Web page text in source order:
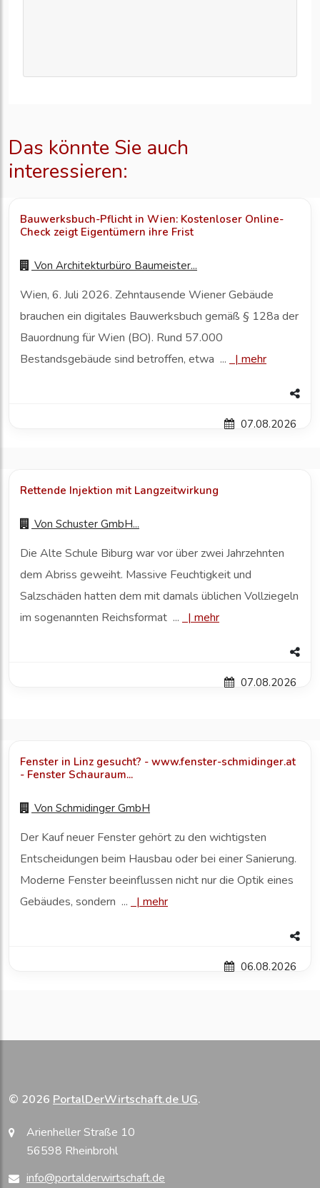
Das könnte Sie auch
interessieren:
Bauwerksbuch-Pflicht in Wien: Kostenloser Online-
Check zeigt Eigentümern ihre Frist
Von Architekturbüro Baumeister...
Wien, 6. Juli 2026. Zehntausende Wiener Gebäude
brauchen ein digitales Bauwerksbuch gemäß § 128a der
Bauordnung für Wien (BO). Rund 57.000
Bestandsgebäude sind betroffen, etwa ...
| mehr
07.08.2026
Rettende Injektion mit Langzeitwirkung
Von Schuster GmbH...
Die Alte Schule Biburg war vor über zwei Jahrzehnten
dem Abriss geweiht. Massive Feuchtigkeit und
Salzschäden hatten dem mit damals üblichen Vollziegeln
im sogenannten Reichsformat ...
| mehr
07.08.2026
Fenster in Linz gesucht? - www.fenster-schmidinger.at
- Fenster Schauraum...
Von Schmidinger GmbH
Der Kauf neuer Fenster gehört zu den wichtigsten
Entscheidungen beim Hausbau oder bei einer Sanierung.
Moderne Fenster beeinflussen nicht nur die Optik eines
Gebäudes, sondern ...
| mehr
06.08.2026
© 2026 PortalDerWirtschaft.de UG.
Arienheller Straße 10
56598 Rheinbrohl
info@portalderwirtschaft.de